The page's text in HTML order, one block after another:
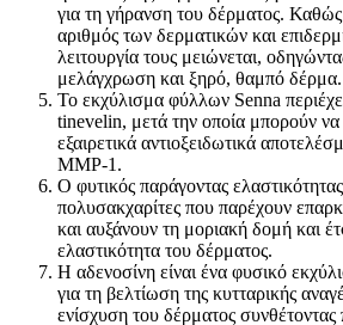
για τη γήρανση του δέρματος.
αριθμός των δερματικών και
λειτουργία τους μειώνεται,
μελάγχρωση και ξηρό, θαμπό δέρμα.
Το εκχύλισμα φύλλων Senna
tinevelin, μετά την οποία μπορούν
εξαιρετικά αντιοξειδωτικά
MMP-1.
Ο φυτικός παράγοντας ελαστικότητας
πολυσακχαρίτες που παρέχουν
και αυξάνουν τη μοριακή δομή και
ελαστικότητα του δέρματος.
Η αδενοσίνη είναι ένα φυσικό
για τη βελτίωση της κυτταρικής
ενίσχυση του δέρματος συνθέτοντας